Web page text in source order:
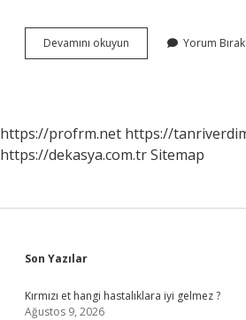
Devamını okuyun Beyoğluna
Gitmek
Inilir
Yorum Bırak
https://profrm.net https://
https://dekasya.com.trSitemap
Sidebar
Son Yazılar
Kırmızı et hangi hastalıklara iyi gelmez ?
Ağustos 9, 2026